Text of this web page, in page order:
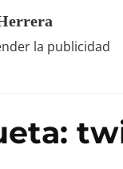
la publicidad